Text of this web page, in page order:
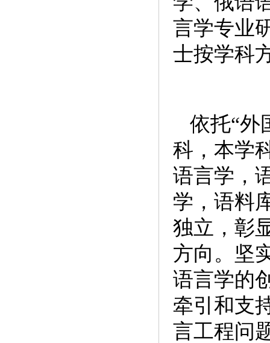
言学专业
士按学科
依托“外
科，本学
语言学，
学，语料
独立，彰
方向。坚
语言学的
牵引和支
言工程问